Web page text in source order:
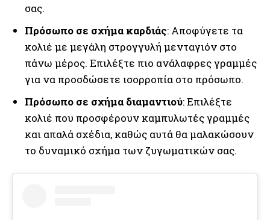
σας.
Πρόσωπο σε σχήμα καρδιάς: Αποφύγετε τα
κολιέ με μεγάλη στρογγυλή μενταγιόν στο
πάνω μέρος. Επιλέξτε πιο ανάλαφρες γραμμές
για να προσδώσετε ισορροπία στο πρόσωπο.
Πρόσωπο σε σχήμα διαμαντιού: Επιλέξτε
κολιέ που προσφέρουν καμπυλωτές γραμμές
και απαλά σχέδια, καθώς αυτά θα μαλακώσουν
το δυναμικό σχήμα των ζυγωματικών σας.